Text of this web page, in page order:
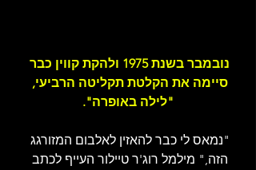
נובמבר בשנת 1975 ולהקת קווין כבר
סיימה את הקלטת תקליטה הרביעי,
"לילה באופרה".
"נמאס לי כבר להאזין לאלבום המזורגג
הזה," מילמל רוג'ר טיילור העייף לכתב